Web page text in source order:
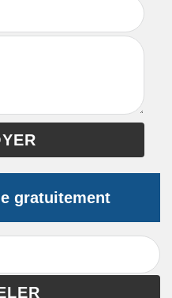
gratuitement